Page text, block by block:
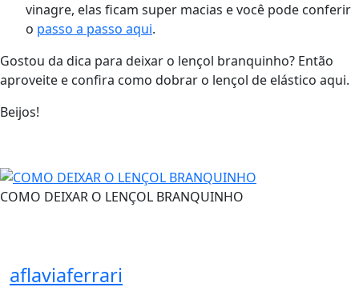
vinagre, elas ficam super macias e você pode conferir
o passo a passo aqui.
Gostou da dica para deixar o lençol branquinho? Então
aproveite e confira como dobrar o lençol de elástico aqui.
Beijos!
COMO DEIXAR O LENÇOL BRANQUINHO
aflaviaferrari